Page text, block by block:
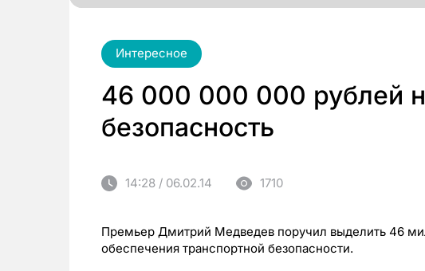
Интересное
46 000 000 000 рублей
безопасность
14:28 / 06.02.14 1710
Премьер Дмитрий Медведев поручил выделить 46
обеспечения транспортной безопасности.